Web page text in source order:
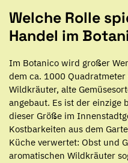
Welche Rolle
Handel im
Im Botanico wird großer
dem ca. 1000
Wildkräuter, alte
angebaut. Es ist der einzige
dieser Größe im
Kostbarkeiten aus dem
Küche verwertet: Obst und
aromatischen Wildkräuter